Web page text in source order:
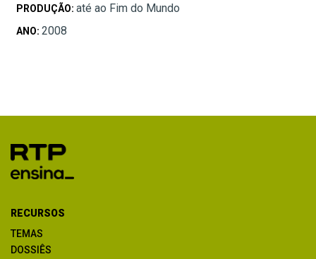
PRODUÇÃO: até ao Fim do Mundo
ANO: 2008
RECURSOS
TEMAS
DOSSIÊS